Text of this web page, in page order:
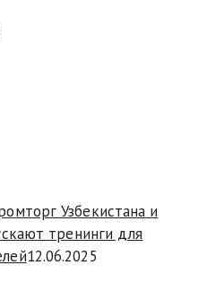
Узбекистана и
тренинги для
12.06.2025